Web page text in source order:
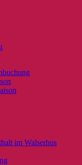
im Walserhus